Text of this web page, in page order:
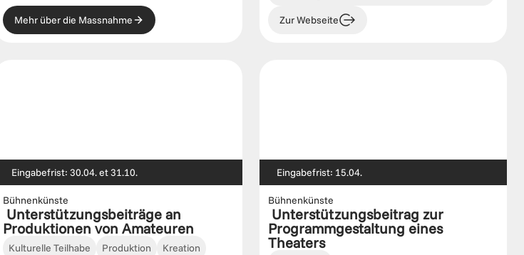
Mehr über die Massnahme Zur Webseite
Eingabefrist: 30.04. et 31.10.
Bühnenkünste
Produktionen von Amateuren
Kulturelle Teilhabe Produktion Kreation
Eingabefrist: 15.04.
Bühnenkünste
Programmgestaltung eines
Theaters